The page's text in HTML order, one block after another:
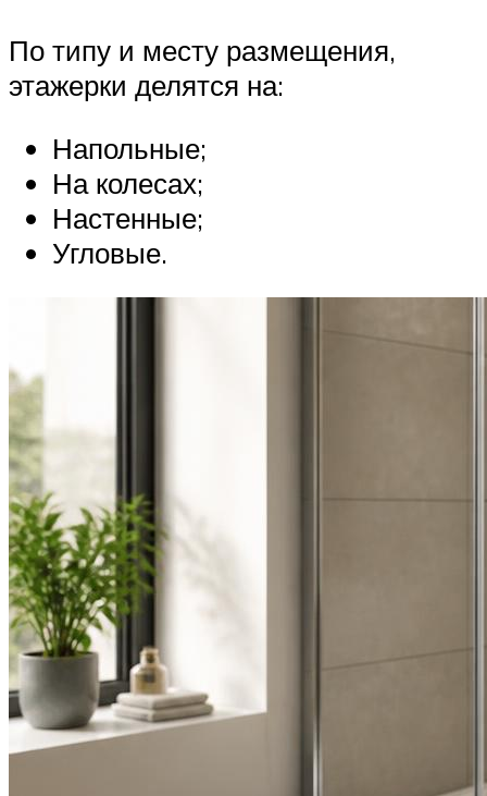
По типу и месту размещения,
этажерки делятся на:
Напольные;
На колесах;
Настенные;
Угловые.